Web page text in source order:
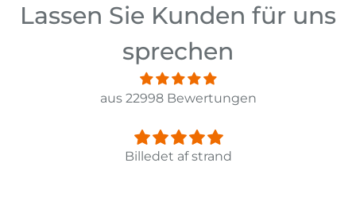
Lassen Sie Kunden für uns
sprechen
aus 22998 Bewertungen
Panorama Leinwandbild 3-teilig Old